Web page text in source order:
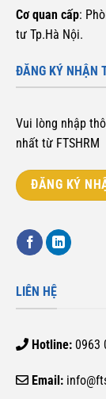
Cơ quan cấp:
tư Tp.Hà Nội.
ĐĂNG KÝ NHẬN
Vui lòng nhập
nhất từ FTSHRM
ĐĂNG KÝ
LIÊN HỆ
Hotline:0963
Email: